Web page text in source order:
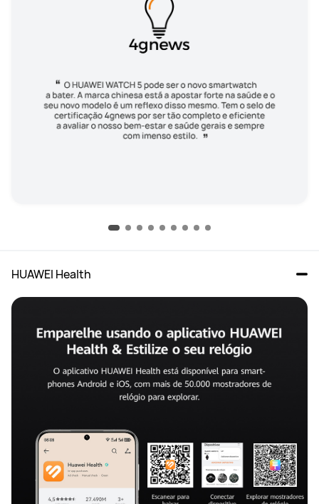
HUAWEI Health